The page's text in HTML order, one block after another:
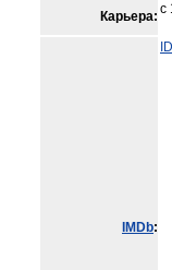
Карьера: с
IMDb: